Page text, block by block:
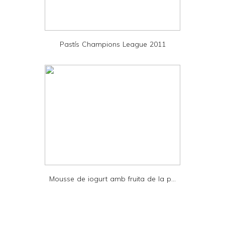
Pastís Champions League 2011
Mousse de iogurt amb fruita de la p...